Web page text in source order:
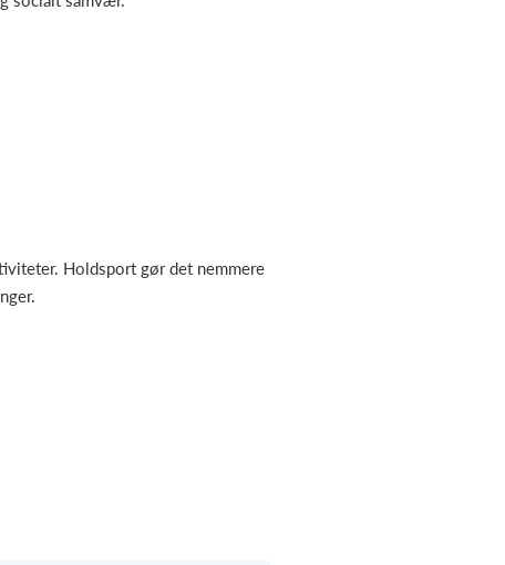
Holdsport gør det nemmere